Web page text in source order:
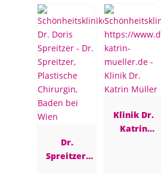
Dr.
Spreitzer,
Klinik Dr.
Katrin